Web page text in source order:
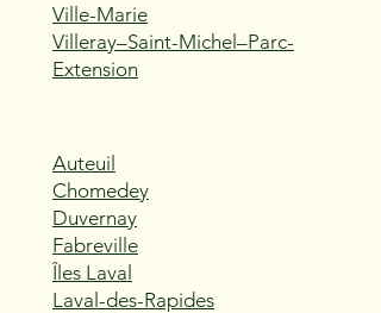
Ville-Marie
Villeray–Saint-Michel–Parc-
Extension
Auteuil
Chomedey
Duvernay
Fabreville
Îles Laval
Laval-des-Rapides